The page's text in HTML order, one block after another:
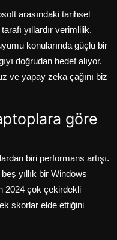
arasındaki tarihsel
yıllardır verimlilik,
konularında güçlü bir
doğrudan hedef alıyor.
ve yapay zeka çağını biz
göre
biri performans artışı.
yıllık bir Windows
2024 çok çekirdekli
skorlar elde ettiğini